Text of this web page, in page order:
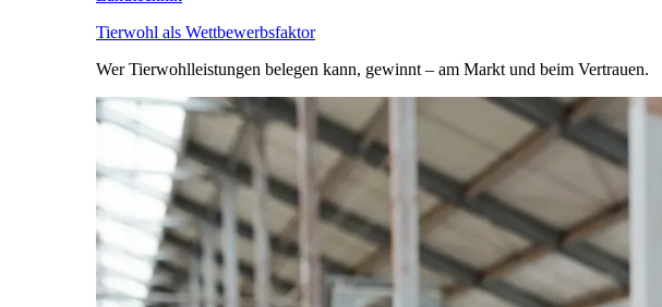
Tierwohl als Wettbewerbsfaktor
Wer Tierwohlleistungen belegen kann, gewinnt – am Markt und beim Vertrauen.